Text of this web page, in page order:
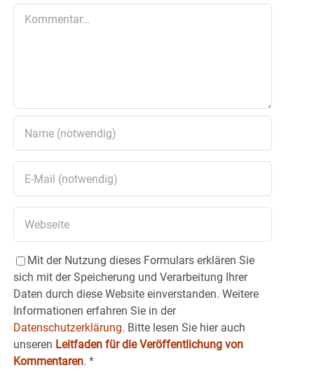
Mit der Nutzung dieses Formulars erklären Sie
sich mit der Speicherung und Verarbeitung Ihrer
Daten durch diese Website einverstanden. Weitere
Informationen erfahren Sie in der
Datenschutzerklärung. Bitte lesen Sie hier auch
unseren Leitfaden für die Veröffentlichung von
Kommentaren. *